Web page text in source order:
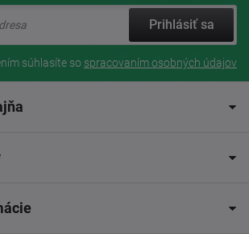
Prihlásiť sa
súhlasíte so spracovaním osobných údajov